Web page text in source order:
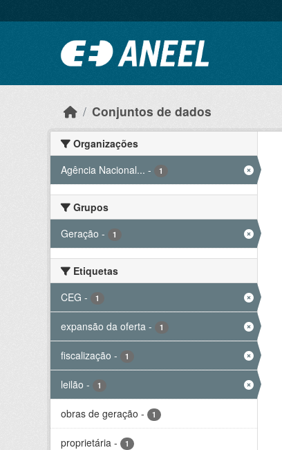
Conjuntos de dados
Organizações
Agência Nacional... - 1
Grupos
Geração - 1
Etiquetas
CEG - 1
expansão da oferta - 1
fiscalização - 1
leilão - 1
obras de geração - 1
proprietária - 1